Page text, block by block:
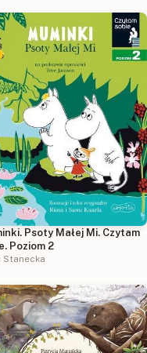
Psoty Małej Mi. Czytam
Poziom 2
Stanecka